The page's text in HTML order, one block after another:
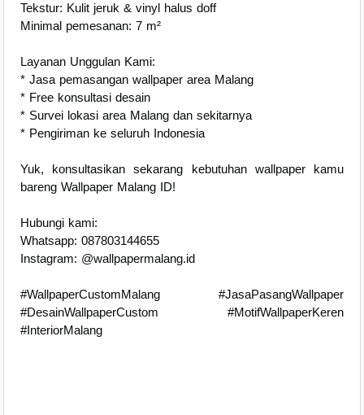
Tekstur: Kulit jeruk & vinyl halus doff
Minimal pemesanan: 7 m²
Layanan Unggulan Kami:
* Jasa pemasangan wallpaper area Malang
* Free konsultasi desain
* Survei lokasi area Malang dan sekitarnya
* Pengiriman ke seluruh Indonesia
Yuk, konsultasikan sekarang kebutuhan wallpaper kamu
bareng Wallpaper Malang ID!
Hubungi kami:
Whatsapp: 087803144655
Instagram: @wallpapermalang.id
#WallpaperCustomMalang #JasaPasangWallpaper
#DesainWallpaperCustom #MotifWallpaperKeren
#InteriorMalang